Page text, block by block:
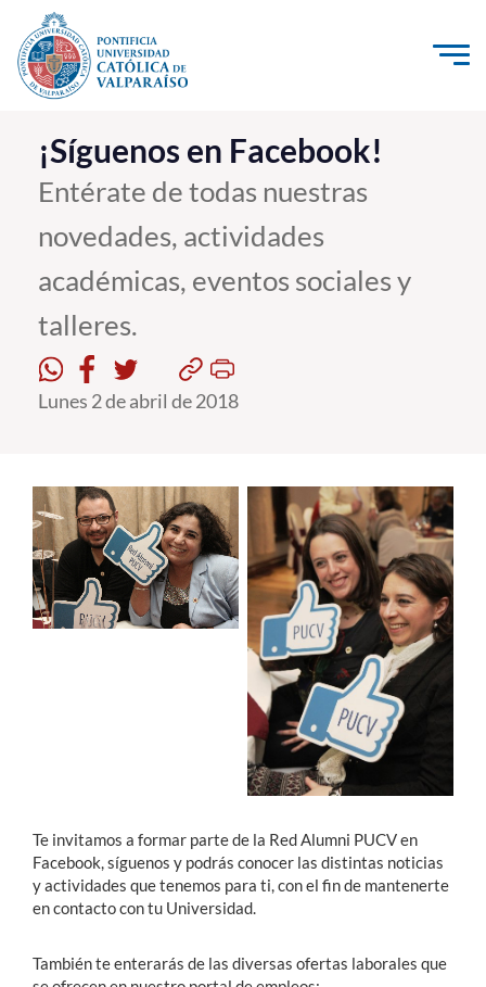
Click acá para ir directamente al contenido
La Universidad
Investigación, Creación e Innovación
PUCV Internacional
Admisión
Pregrado
Estudiantes
Académicos
Funcionarios
¡Síguenos en Facebook!
Entérate de todas nuestras
novedades, actividades
académicas, eventos sociales y
talleres.
Lunes 2 de abril de 2018
Te invitamos a formar parte de la Red Alumni PUCV en
Facebook, síguenos y podrás conocer las distintas noticias
y actividades que tenemos para ti, con el fin de mantenerte
en contacto con tu Universidad.
También te enterarás de las diversas ofertas laborales que